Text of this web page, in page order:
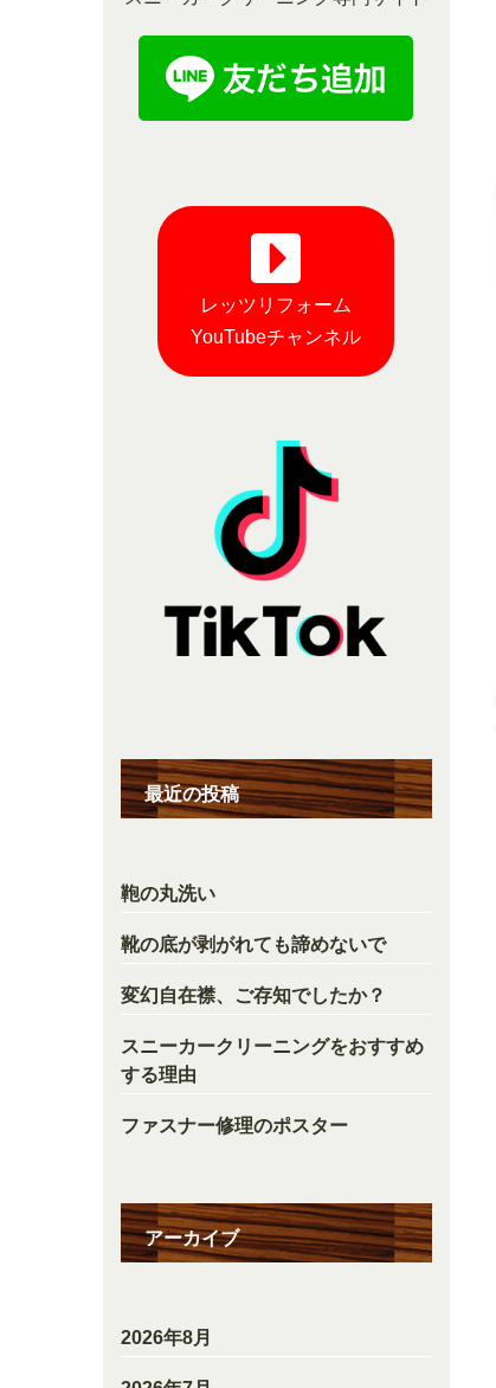
レッツリフォーム
YouTubeチャンネル
最近の投稿
鞄の丸洗い
靴の底が剥がれても諦めないで
変幻自在襟、ご存知でしたか？
スニーカークリーニングをおすすめ
する理由
ファスナー修理のポスター
アーカイブ
2026年8月